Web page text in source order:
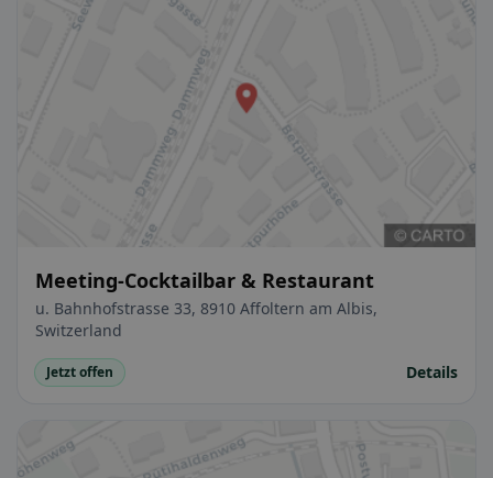
Meeting-Cocktailbar & Restaurant
u. Bahnhofstrasse 33, 8910 Affoltern am Albis,
Switzerland
Jetzt offen Details